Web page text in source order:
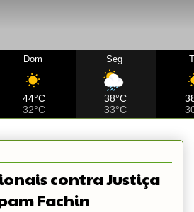
Dom
44°C
32°C
Seg
38°C
33°C
contra Justiça
Fachin